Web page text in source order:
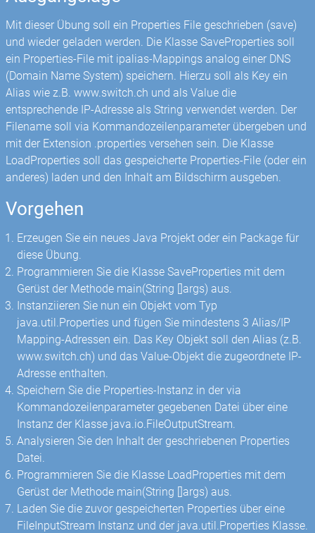
Mit dieser Übung soll ein Properties File geschrieben (save)
und wieder geladen werden. Die Klasse SaveProperties soll
ein Properties-File mit ipalias-Mappings analog einer DNS
(Domain Name System) speichern. Hierzu soll als Key ein
Alias wie z.B. www.switch.ch und als Value die
entsprechende IP-Adresse als String verwendet werden. Der
Filename soll via Kommandozeilenparameter übergeben und
mit der Extension .properties versehen sein. Die Klasse
LoadProperties soll das gespeicherte Properties-File (oder ein
anderes) laden und den Inhalt am Bildschirm ausgeben.
Vorgehen
Erzeugen Sie ein neues Java Projekt oder ein Package für
diese Übung.
Programmieren Sie die Klasse SaveProperties mit dem
Gerüst der Methode main(String []args) aus.
Instanziieren Sie nun ein Objekt vom Typ
java.util.Properties und fügen Sie mindestens 3 Alias/IP
Mapping-Adressen ein. Das Key Objekt soll den Alias (z.B.
www.switch.ch) und das Value-Objekt die zugeordnete IP-
Adresse enthalten.
Speichern Sie die Properties-Instanz in der via
Kommandozeilenparameter gegebenen Datei über eine
Instanz der Klasse java.io.FileOutputStream.
Analysieren Sie den Inhalt der geschriebenen Properties
Datei.
Programmieren Sie die Klasse LoadProperties mit dem
Gerüst der Methode main(String []args) aus.
Laden Sie die zuvor gespeicherten Properties über eine
FileInputStream Instanz und der java.util.Properties Klasse.